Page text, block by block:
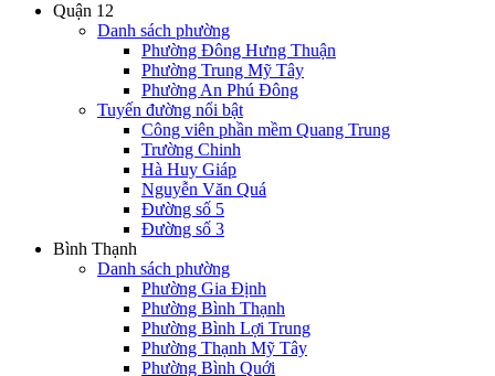
Quận 12
Danh sách phường
Phường Đông Hưng Thuận
Phường Trung Mỹ Tây
Phường An Phú Đông
Tuyến đường nổi bật
Công viên phần mềm Quang Trung
Trường Chinh
Hà Huy Giáp
Nguyễn Văn Quá
Đường số 5
Đường số 3
Bình Thạnh
Danh sách phường
Phường Gia Định
Phường Bình Thạnh
Phường Bình Lợi Trung
Phường Thạnh Mỹ Tây
Phường Bình Quới